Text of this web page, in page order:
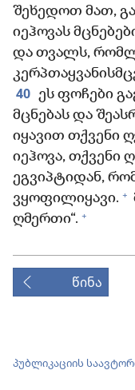
შეხედოთ მათ,
იეჰოვას
და თვალს,
40 ეს ფოჩები
მცნებას და
იყავით თქვენი
იეჰოვა, თქვენი
ეგვიპტიდან,
ვყოფილიყავი. +
ღმერთი“. +
წინა
პუბლიკაციის